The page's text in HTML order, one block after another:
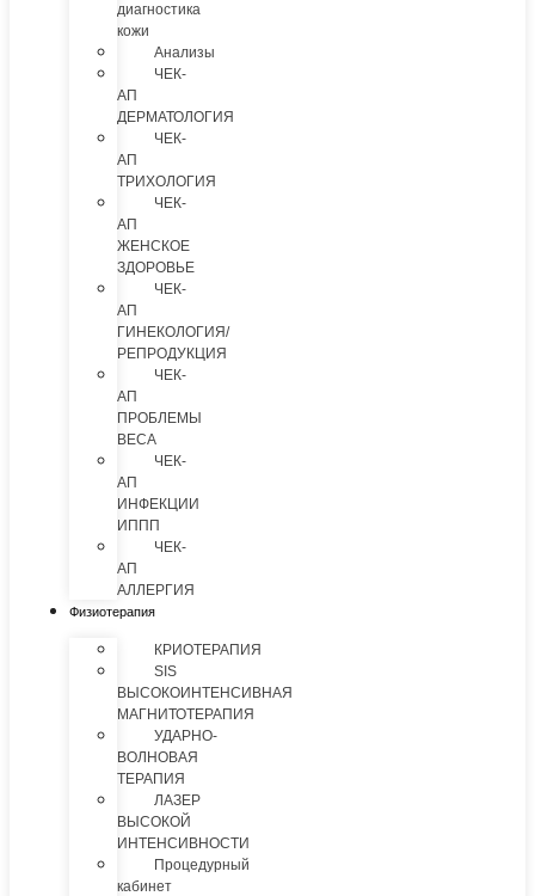
диагностика
кожи
Анализы
ЧЕК-
АП
ДЕРМАТОЛОГИЯ
ЧЕК-
АП
ТРИХОЛОГИЯ
ЧЕК-
АП
ЖЕНСКОЕ
ЗДОРОВЬЕ
ЧЕК-
АП
ГИНЕКОЛОГИЯ/
РЕПРОДУКЦИЯ
ЧЕК-
АП
ПРОБЛЕМЫ
ВЕСА
ЧЕК-
АП
ИНФЕКЦИИ
ИППП
ЧЕК-
АП
АЛЛЕРГИЯ
Физиотерапия
КРИОТЕРАПИЯ
SIS
ВЫСОКОИНТЕНСИВНАЯ
МАГНИТОТЕРАПИЯ
УДАРНО-
ВОЛНОВАЯ
ТЕРАПИЯ
ЛАЗЕР
ВЫСОКОЙ
ИНТЕНСИВНОСТИ
Процедурный
кабинет